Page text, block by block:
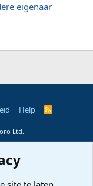
eigenaar
Help
R
Ltd.